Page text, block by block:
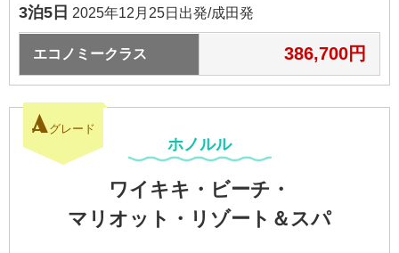
3泊5日 2025年12月25日出発/成田発
エコノミークラス 386,700円
A グレード
ホノルル
ワイキキ・ビーチ・
マリオット・リゾート＆ スパ